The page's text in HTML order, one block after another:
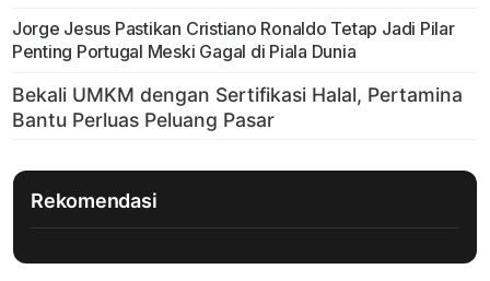
Jorge Jesus Pastikan Cristiano Ronaldo Tetap Jadi Pilar
Penting Portugal Meski Gagal di Piala Dunia
Rekomendasi